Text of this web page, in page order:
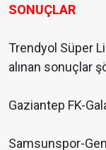
SONUÇLAR
Trendyol Süper
alınan sonuçlar
Gaziantep FK-
Samsunspor-